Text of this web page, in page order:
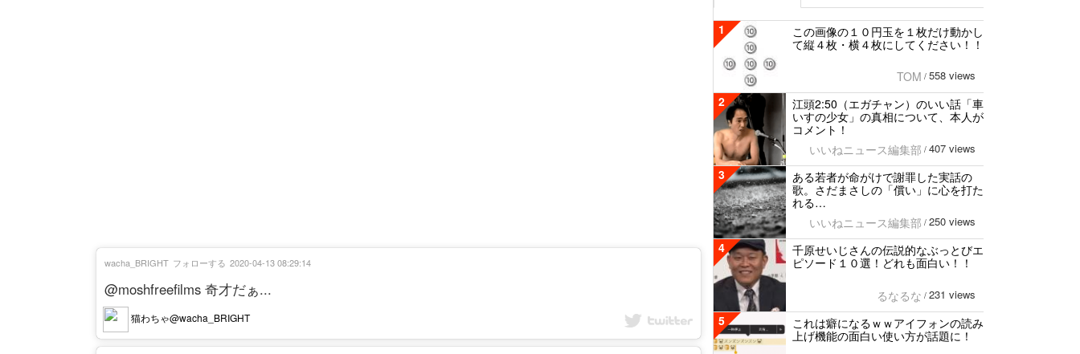
@moshfreefilms 奇才だぁ...
猫わちゃ@wacha_BRIGHT
wacha_BRIGHT フォローする 2020-04-13 08:29:14
1
この画像の１０円玉を１枚だけ動かし
て縦４枚・横４枚にしてください！！
TOM / 558 views
2
江頭2:50（エガチャン）のいい話「車
いすの少女」の真相について、本人が
コメント！
いいねニュース編集部 / 407 views
3
ある若者が命がけで謝罪した実話の
歌。さだまさしの「償い」に心を打た
れる…
いいねニュース編集部 / 250 views
4
千原せいじさんの伝説的なぶっとびエ
ピソード１０選！どれも面白い！！
るなるな / 231 views
5
これは癖になるｗｗアイフォンの読み
上げ機能の面白い使い方が話題に！